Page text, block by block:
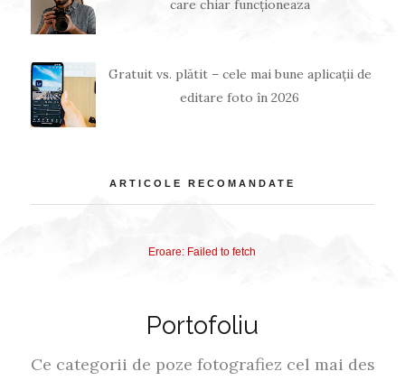
care chiar funcționeaza
Gratuit vs. plătit – cele mai bune aplicații de
editare foto în 2026
ARTICOLE RECOMANDATE
Eroare: Failed to fetch
Portofoliu
Ce categorii de poze fotografiez cel mai des